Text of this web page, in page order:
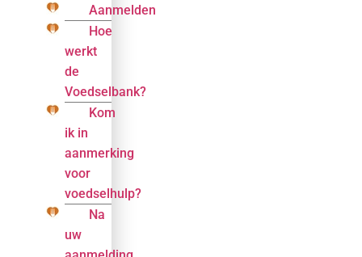
Aanmelden
Hoe
werkt
de
Voedselbank?
Kom
ik in
aanmerking
voor
voedselhulp?
Na
uw